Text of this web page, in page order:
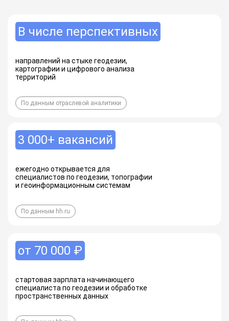
В числе перспективных
направлений на стыке геодезии,
картографии и цифрового анализа
территорий
По данным отраслевой аналитики
3 000+ вакансий
ежегодно открывается для
специалистов по геодезии, топографии
и геоинформационным системам
По данным hh.ru
от 70 000 ₽
стартовая зарплата начинающего
специалиста по геодезии и обработке
пространственных данных